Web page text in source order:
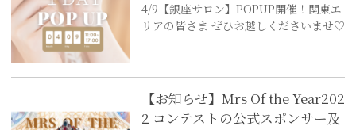
4/9【銀座サロン】POPUP開催！関東エ
リアの皆さま ぜひお越しくださいませ♡
【お知らせ】Mrs Of the Year202
2 コンテストの公式スポンサー及